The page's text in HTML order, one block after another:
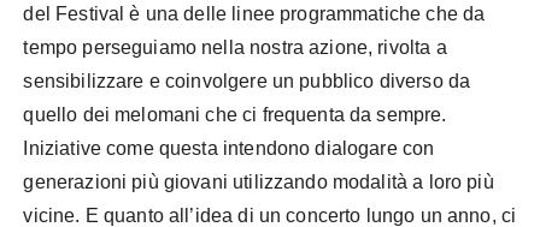
del Festival è una delle linee programmatiche che da
tempo perseguiamo nella nostra azione, rivolta a
sensibilizzare e coinvolgere un pubblico diverso da
quello dei melomani che ci frequenta da sempre.
Iniziative come questa intendono dialogare con
generazioni più giovani utilizzando modalità a loro più
vicine. E quanto all’idea di un concerto lungo un anno, ci